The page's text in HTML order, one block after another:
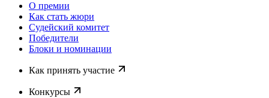
О премии
Как стать жюри
Судейский комитет
Победители
Блоки и номинации
Как принять участие
Конкурсы